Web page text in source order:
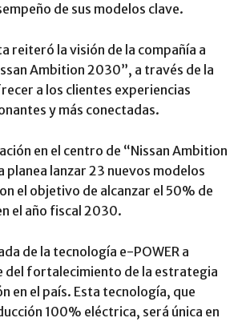
de sus modelos clave.
reiteró la visión de la compañía a
Ambition 2030”, a través de la
a los clientes experiencias
y más conectadas.
en el centro de “Nissan Ambition
planea lanzar 23 nuevos modelos
el objetivo de alcanzar el 50% de
el año fiscal 2030.
de la tecnología e-POWER a
del fortalecimiento de la estrategia
en el país. Esta tecnología, que
100% eléctrica, será única en